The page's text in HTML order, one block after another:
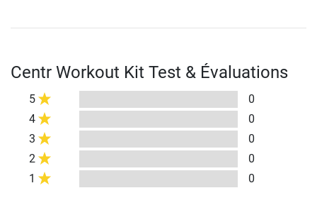
Centr Workout Kit Test & Évaluations
5
0
4
0
3
0
2
0
1
0